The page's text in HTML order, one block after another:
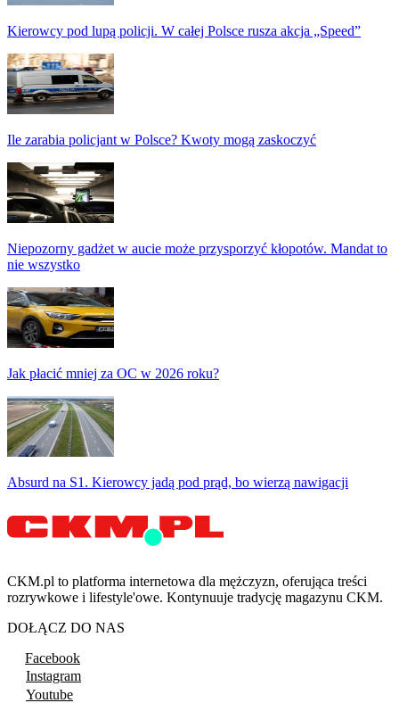
Kierowcy pod lupą policji. W całej Polsce rusza akcja „Speed”
Ile zarabia policjant w Polsce? Kwoty mogą zaskoczyć
Niepozorny gadżet w aucie może przysporzyć kłopotów. Mandat to
nie wszystko
Jak płacić mniej za OC w 2026 roku?
Absurd na S1. Kierowcy jadą pod prąd, bo wierzą nawigacji
CKM.pl to platforma internetowa dla mężczyzn, oferująca treści
rozrywkowe i lifestyle'owe. Kontynuuje tradycję magazynu CKM.
DOŁĄCZ DO NAS
Facebook
Instagram
Youtube